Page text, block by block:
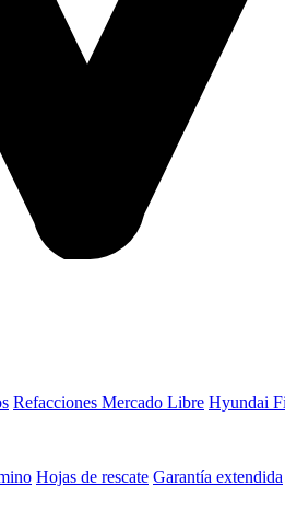
Refacciones Mercado Libre Hyundai
Hojas de rescate Garantía extendida